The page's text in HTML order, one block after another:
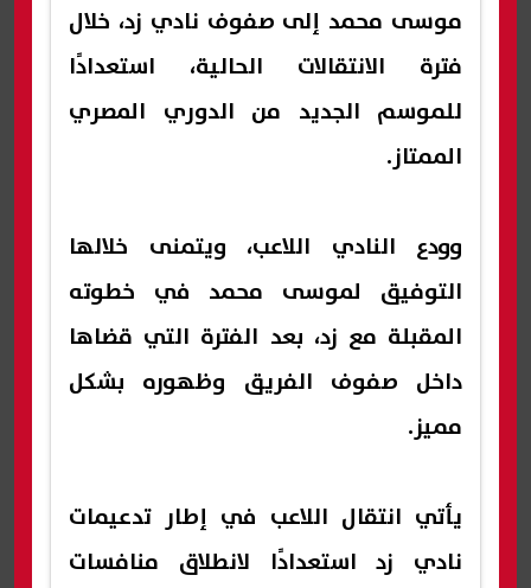
موسى محمد إلى صفوف نادي زد، خلال
فترة الانتقالات الحالية، استعدادًا
للموسم الجديد من الدوري المصري
الممتاز.
وودع النادي اللاعب، ويتمنى خلالها
التوفيق لموسى محمد في خطوته
المقبلة مع زد، بعد الفترة التي قضاها
داخل صفوف الفريق وظهوره بشكل
مميز.
يأتي انتقال اللاعب في إطار تدعيمات
نادي زد استعدادًا لانطلاق منافسات